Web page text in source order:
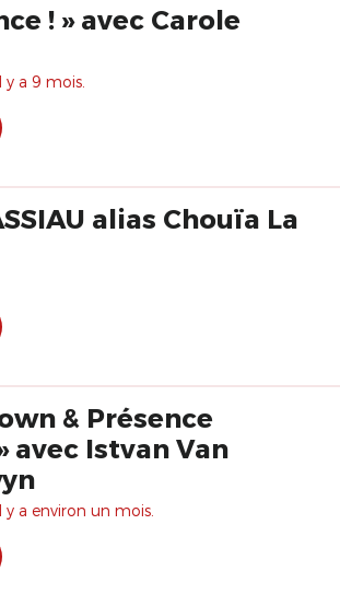
! » avec Carole
y a 9 mois.
alias Chouïa La
& Présence
avec Istvan Van
a environ un mois.